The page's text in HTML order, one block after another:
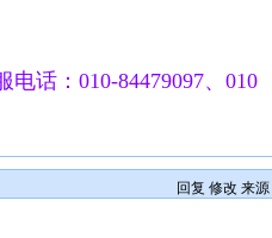
话：010-84479097、010
回复 修改 来源